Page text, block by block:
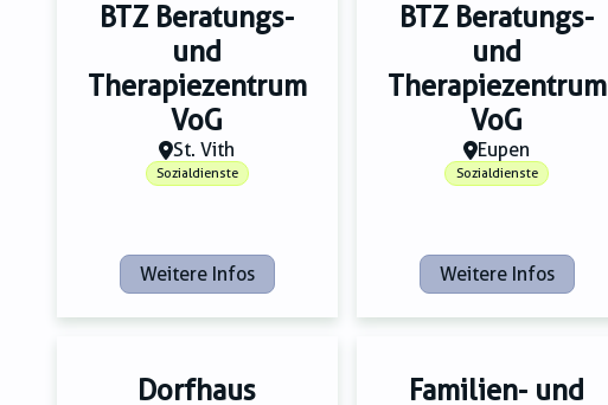
BTZ Beratungs-
und
Therapiezentrum
VoG
St. Vith
Sozialdienste
Weitere Infos
BTZ Beratungs-
und
Therapiezentrum
VoG
Eupen
Sozialdienste
Weitere Infos
Dorfhaus
Familien- und